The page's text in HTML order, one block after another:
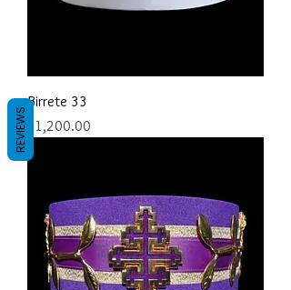
Birrete 33
Precio
$1,200.00
REVIEWS